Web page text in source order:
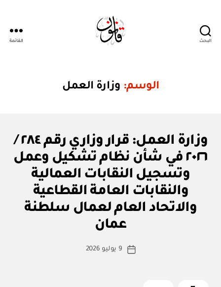
البحث القائمة
الوسم: وزارة العمل
التصنيفات
وزارة العمل: قرار وزاري رقم ٢٨٤ /
٢٠٢٦ في شأن نظام تشكيل وعمل
وتسجيل النقابات العمالية
والنقابات العامة القطاعية
والاتحاد العام لعمال سلطنة
عمان
كاتب
بو
ة
تاريخ
9 يوليو 2026